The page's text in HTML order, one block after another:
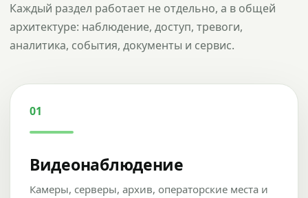
Каждый раздел работает не отдельно, а в общей
архитектуре: наблюдение, доступ, тревоги,
аналитика, события, документы и сервис.
01
Видеонаблюдение
Камеры, серверы, архив, операторские места и